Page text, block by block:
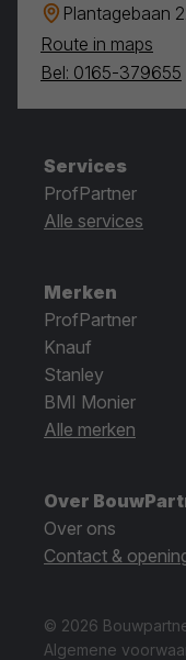
Plantagebaan
Route in maps
Bel: 0165-379655
Services
ProfPartner
Alle services
Merken
ProfPartner
Knauf
Stanley
BMI Monier
Alle merken
Over
Over ons
Contact &
© 2026
Algemene